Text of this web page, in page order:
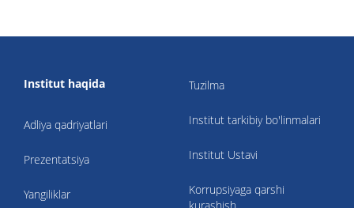
Institut haqida
Adliya qadriyatlari
Prezentatsiya
Yangiliklar
Tuzilma
Institut tarkibiy bo'linmalari
Institut Ustavi
Korrupsiyaga qarshi